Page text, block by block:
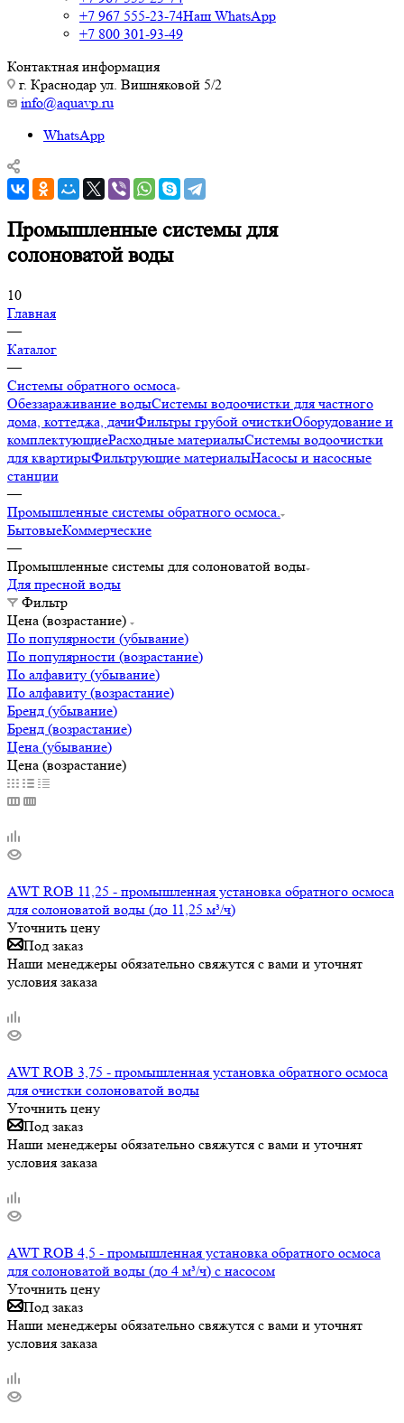
+7 967 555-23-74Наш WhatsApp
+7 800 301-93-49
Контактная информация
г. Краснодар ул. Вишняковой 5/2
info@aquavp.ru
WhatsApp
Промышленные системы для
солоноватой воды
10
Главная
—
Каталог
—
Системы обратного осмоса
Обеззараживание водыСистемы водоочистки для частного
дома, коттеджа, дачиФильтры грубой очисткиОборудование и
комплектующиеРасходные материалыСистемы водоочистки
для квартирыФильтрующие материалыНасосы и насосные
станции
—
Промышленные системы обратного осмоса.
БытовыеКоммерческие
—
Промышленные системы для солоноватой воды
Для пресной воды
Фильтр
Цена (возрастание)
По популярности (убывание)
По популярности (возрастание)
По алфавиту (убывание)
По алфавиту (возрастание)
Бренд (убывание)
Бренд (возрастание)
Цена (убывание)
Цена (возрастание)
AWT ROB 11,25 - промышленная установка обратного осмоса
для солоноватой воды (до 11,25 м³/ч)
Уточнить цену
Под заказ
Наши менеджеры обязательно свяжутся с вами и уточнят
условия заказа
AWT ROB 3,75 - промышленная установка обратного осмоса
для очистки солоноватой воды
Уточнить цену
Под заказ
Наши менеджеры обязательно свяжутся с вами и уточнят
условия заказа
AWT ROB 4,5 - промышленная установка обратного осмоса
для солоноватой воды (до 4 м³/ч) с насосом
Уточнить цену
Под заказ
Наши менеджеры обязательно свяжутся с вами и уточнят
условия заказа